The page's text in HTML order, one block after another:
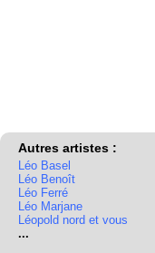
Autres artistes :
Léo Basel
Léo Benoît
Léo Ferré
Léo Marjane
Léopold nord et vous
...